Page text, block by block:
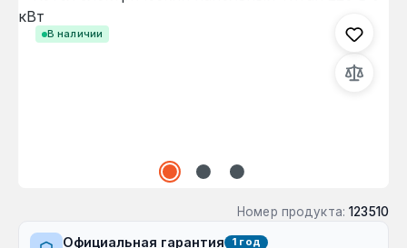
В наличии
Номер продукта: 123510
Официальная гарантия 1 год